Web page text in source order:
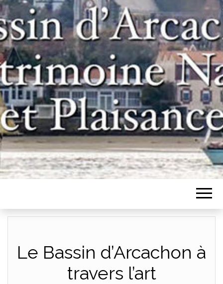
BASSIN
D'ARCACHON,
PATRIMOINE
NAVAL ET
PLAISANCE
Un site pour les inconditionnels des
bateaux et de l'histoire du bassin
d'Arcachon
Le Bassin d’Arcachon à
travers l’art